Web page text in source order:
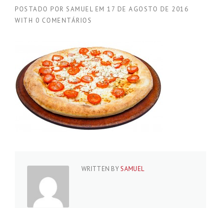
POSTADO POR SAMUELEM 17 DE AGOSTO DE 2016
WITH 0 COMENTÁRIOS
WRITTEN BYSAMUEL